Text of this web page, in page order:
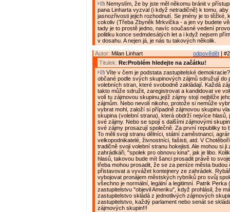
Nemyslím, že by jste měl někomu bránit v
pana Linharta vyzval (i když netradičně) k tomu, aby
jasnozřivosti jejich rozhodnutí. Se jmény je to těžké,
cokoliv (Třeba Zbyněk Mrkvička - a jen vy budete
tady je to prostě jedno, navíc současné vedení
politiku konce sedmdesátých let a i když nejsem
v dosahu. A nejen já, je nás tu takových několik.
odpovědět |
Autor: Milan Linhart
Titulek: Re:Problém hledejte na začátku!
Víte v čem je podstata zastupitelské
občané podle svých skupinových zájmů sdružují do
volebních stran, které svobodně zakládají. Každá
takto může sdružit, zaregistrovat a kandidovat ve
volí tu zájmovou skupinu,jejíž zájmy stojí nejblíže
zájmům. Nebo nevolí nikoho, protože si nemůže
vybrat mohl, založí si případně zájmovou skupinu
skupina (volební strana), která obdrží nejvíce hlasů,
své zájmy. Nebo se spojí s dalšími zájmovými
své zájmy prosazují společně. Za první republiky to
To měli svoji stranu dělníci, státní zaměstnanci,
velkopodnikatelé, živnostníci, fašisti, atd. V
tradičně svoji volební stranu hokejisti. Ale mohou si ji
zahrádkáři, "spolek pro obnovu kina", jak je libo.
hlasů, takovou bude mít šanci prosadit právě to
třeba mohou prosadit, že se za peníze města budou
přistavovat a vyvážet kontejnery ze zahrádek.
vybojovat pronájem městských rybníků pro svůj
všechno je normální, legální a legitimní. Patrik Perka
zastupitelstvu "objevil Ameriku", když prohlásil, že
zastupitelstvo skládá z jednotlivých zájmových
zastupitelstvo, každý parlament nebo senát se
zájmových skupin!!!